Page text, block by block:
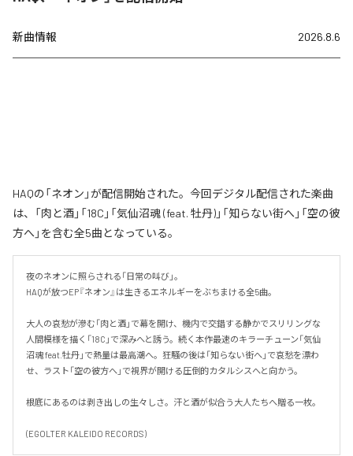
新曲情報 2026.8.6
HAQの「ネオン」が配信開始された。今回デジタル配信された楽曲
は、「肉と酒」「18C」「気仙沼魂 (feat. 牡丹)」「知らない街へ」「空の彼
方へ」を含む全5曲となっている。
夜のネオンに照らされる「日常の叫び」。
HAQが放つEP『ネオン』は生きるエネルギーをぶちまける全5曲。
大人の哀愁が滲む「肉と酒」で幕を開け、機内で交錯する静かでスリリングな
人間模様を描く「18C」で深みへと誘う。続く本作最速のキラーチューン「気仙
沼魂 feat.牡丹」で熱量は最高潮へ。狂騒の後は「知らない街へ」で哀愁を漂わ
せ、ラスト「空の彼方へ」で視界が開ける圧倒的カタルシスへと向かう。
根底にあるのは剥き出しの生々しさ。汗と酒が似合う大人たちへ贈る一枚。
(EGOLTER KALEIDO RECORDS)